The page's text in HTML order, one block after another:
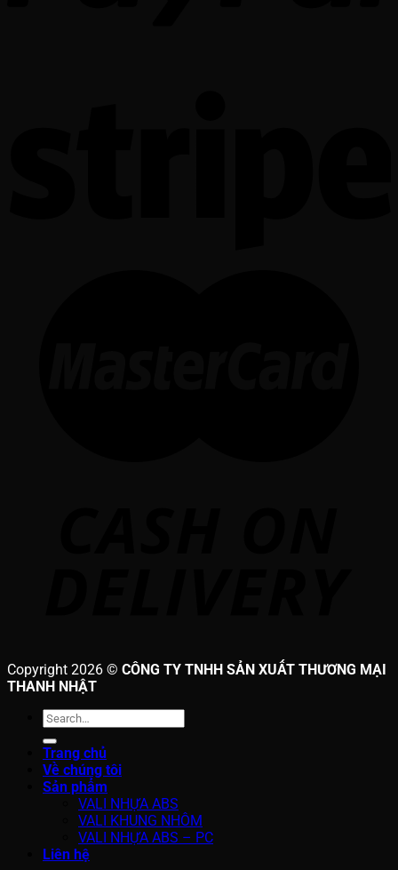
Copyright 2026 © CÔNG TY TNHH SẢN XUẤT THƯƠNG MẠI
THANH NHẬT
Search
Trang chủ
Về chúng tôi
Sản phẩm
VALI NHỰA ABS
VALI KHUNG NHÔM
VALI NHỰA ABS – PC
Liên hệ